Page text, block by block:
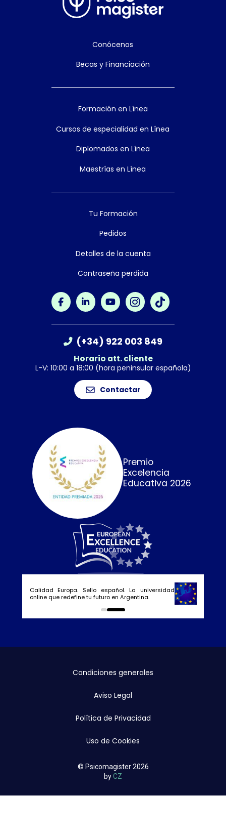
Conócenos
Becas y Financiación
Formación en Línea
Cursos de especialidad en Línea
Diplomados en Línea
Maestrías en Línea
Tu Formación
Pedidos
Detalles de la cuenta
Contraseña perdida
(+34) 922 003 849
Horario att. cliente
L-V: 10:00 a 18:00 (hora peninsular española)
Contactar
Premio
Excelencia
Educativa 2026
Calidad Europa. Sello español. La universidad
online que redefine tu futuro en Argentina.
0 1
Condiciones generales
Aviso Legal
Política de Privacidad
Uso de Cookies
© Psicomagister 2026
byCZ